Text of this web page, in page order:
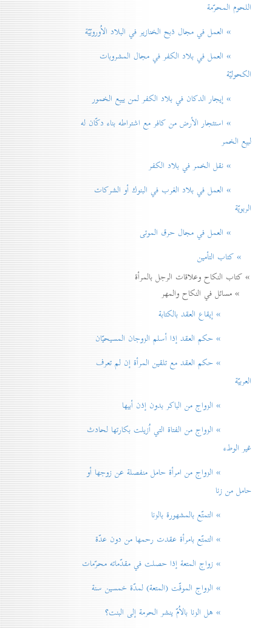
اللحوم المحرّمة
» العمل في مجال ذبح الخنازير في البلاد الاُوروبّيّة
» العمل في بلاد الكفر في مجال المشروبات
الكحوليّة
» إيجار الدكان في بلاد الكفر لمن يبيع الخمور
» استئجار الأرض من كافر مع اشتراطه بناء دكّان له
لبيع الخمر
» نقل الخمر في بلاد الكفر
» العمل في بلاد الغرب في البنوك أو الشركات
الربويّة
» العمل في مجال حرق الموتی
» كتاب التأمين
» كتاب النكاح وعلاقات الرجل بالمرأة
» مسائل في النكاح والمهر
» إيقاع العقد بالكتابة
» حكم العقد إذا أسلم الزوجان المسيحيّان
» حكم العقد مع تلقين المرأة إن لم تعرف
العربيّة
» الزواج من الباكر بدون إذن أبيها
» الزواج من الفتاة التي اُزيلت بكارتها لحادث
غير الوطء
» الزواج من امرأة حامل منفصلة عن زوجها أو
حامل من زنا
» التمتّع بالمشهورة بالزنا
» التمتّع بامرأة عقدت رحمها من دون عدّة
» زواج المتعة إذا حصلت في مقدّماته محرّمات
» الزواج الموقّت (المتعة) لمدّة خمسين سنة
» هل الزنا بالاُمّ ينشر الحرمة إلی البنت؟